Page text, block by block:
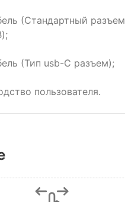
(Стандартный разъем
(Тип usb-C разъем);
пользователя.